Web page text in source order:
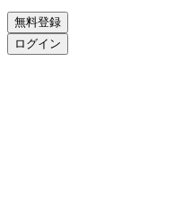
無料登録
ログイン